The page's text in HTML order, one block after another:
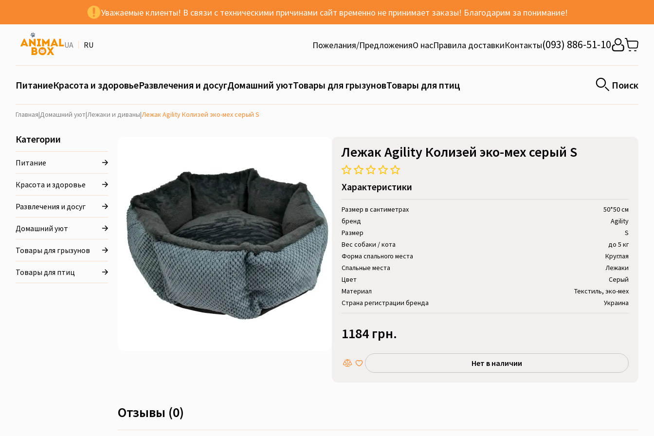
Уважаемые клиенты! В связи с техническими причинами сайт временно не принимает заказы! Благодарим за понимание!
UA RU Пожелания/ПредложенияО насПравила доставкиКонтакты(093) 886-51-10
ПитаниеКрасота и здоровьеРазвлечения и досугДомашний уютТовары для грызуновТовары для птиц Поиск
Главная|Домашний уют|Лежаки и диваны|Лежак Agility Колизей эко-мех серый S
Категории
Питание
Красота и здоровье
Развлечения и досуг
Домашний уют
Товары для грызунов
Товары для птиц
Лежак Agility Колизей эко-мех серый S
Характеристики
Размер в сантиметрах
50*50 см
бренд
Agility
Размер
S
Вес собаки / кота
до 5 кг
Форма спального места
Круглая
Спальные места
Лежаки
Цвет
Серый
Материал
Текстиль, эко-мех
Страна регистрации бренда
Украина
1184 грн.
Нет в наличии
Отзывы (0)